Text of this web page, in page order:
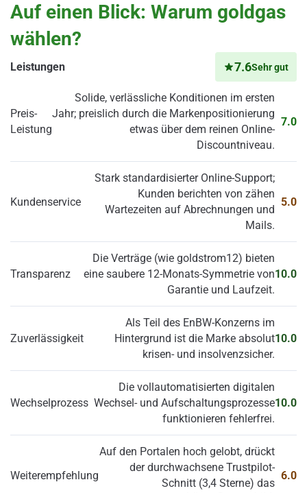
Auf einen Blick: Warum goldgas
wählen?
Leistungen 7.6Sehr gut
Preis-
Leistung
Solide, verlässliche Konditionen im ersten
Jahr; preislich durch die Markenpositionierung
etwas über dem reinen Online-
Discountniveau.
7.0
Kundenservice
Stark standardisierter Online-Support;
Kunden berichten von zähen
Wartezeiten auf Abrechnungen und
Mails.
5.0
Transparenz
Die Verträge (wie goldstrom12) bieten
eine saubere 12-Monats-Symmetrie von
Garantie und Laufzeit.
10.0
Zuverlässigkeit
Als Teil des EnBW-Konzerns im
Hintergrund ist die Marke absolut
krisen- und insolvenzsicher.
10.0
Wechselprozess
Die vollautomatisierten digitalen
Wechsel- und Aufschaltungsprozesse
funktionieren fehlerfrei.
10.0
Weiterempfehlung
Auf den Portalen hoch gelobt, drückt
der durchwachsene Trustpilot-
Schnitt (3,4 Sterne) das
6.0